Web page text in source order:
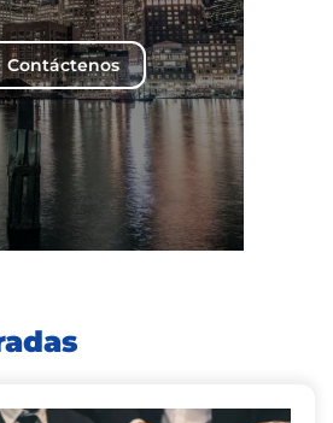
Contáctenos